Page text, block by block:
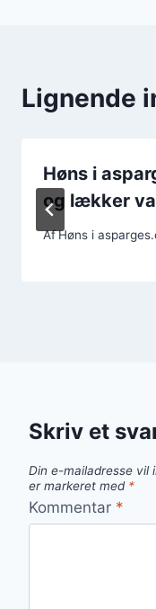
Lignende
Høns i
og lækker
AfHøns i
Skriv et
Din e-mailadresse vil
er markeret med *
Kommentar *